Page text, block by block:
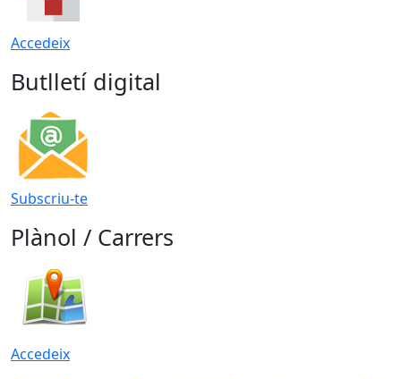
Accedeix
Butlletí digital
Subscriu-te
Plànol / Carrers
Accedeix